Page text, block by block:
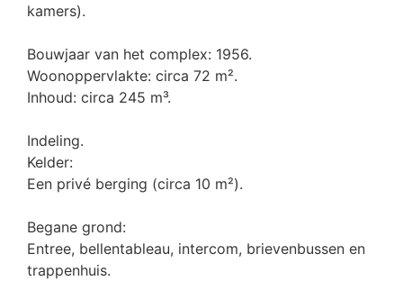
kamers).
Bouwjaar van het complex: 1956.
Woonoppervlakte: circa 72 m².
Inhoud: circa 245 m³.
Indeling.
Kelder:
Een privé berging (circa 10 m²).
Begane grond:
Entree, bellentableau, intercom, brievenbussen en
trappenhuis.